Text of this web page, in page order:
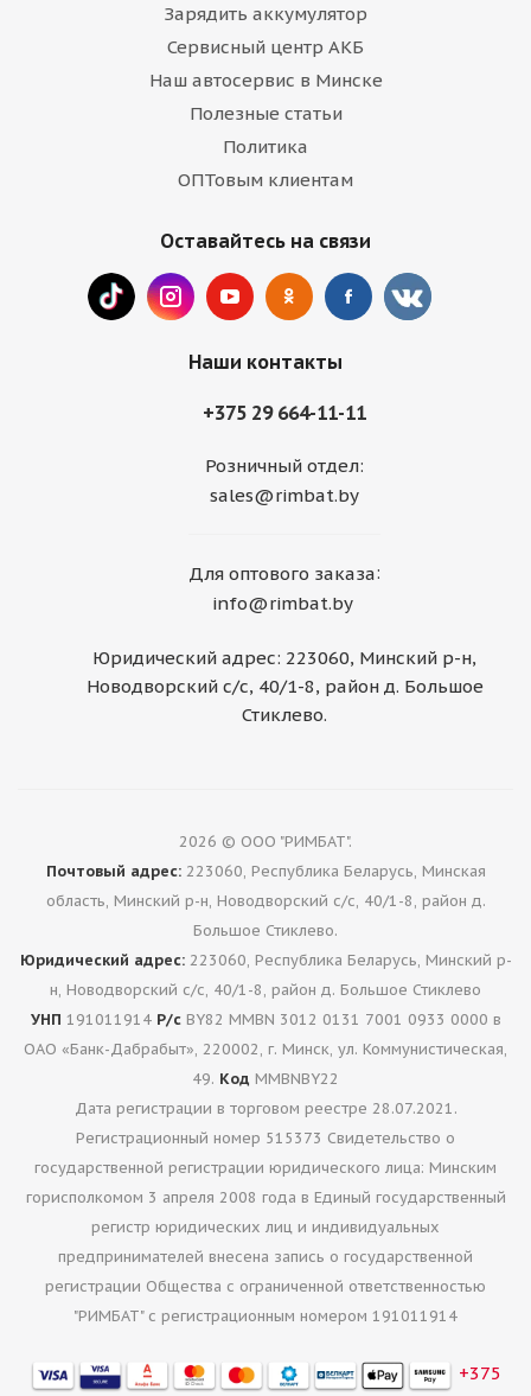
Зарядить аккумулятор
Сервисный центр АКБ
Наш автосервис в Минске
Полезные статьи
Политика
ОПТовым клиентам
Оставайтесь на связи
Наши контакты
+375 29 664-11-11
Розничный отдел:
sales@rimbat.by
Для оптового заказа:
info@rimbat.by
Юридический адрес: 223060, Минский р-н,
Новодворский с/с, 40/1-8, район д. Большое
Стиклево.
2026 © ООО "РИМБАТ".
Почтовый адрес:223060, Республика Беларусь, Минская
область, Минский р-н, Новодворский с/с, 40/1-8, район д.
Большое Стиклево.
Юридический адрес:223060, Республика Беларусь, Минский р-
н, Новодворский с/с, 40/1-8, район д. Большое Стиклево
УНП 191011914 Р/сBY82 MMBN 3012 0131 7001 0933 0000 в
ОАО «Банк-Дабрабыт», 220002, г. Минск, ул. Коммунистическая,
49. Код MMBNBY22
Дата регистрации в торговом реестре 28.07.2021.
Регистрационный номер 515373 Свидетельство о
государственной регистрации юридического лица: Минским
горисполкомом 3 апреля 2008 года в Единый государственный
регистр юридических лиц и индивидуальных
предпринимателей внесена запись о государственной
регистрации Общества с ограниченной ответственностью
"РИМБАТ" с регистрационным номером 191011914
+375